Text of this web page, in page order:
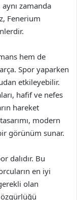
zamanda
Fenerium
hem de
Spor yaparken
etkileyebilir.
hafif ve nefes
hareket
modern
görünüm sunar.
dalıdır. Bu
en iyi
olan
özgürlüğü